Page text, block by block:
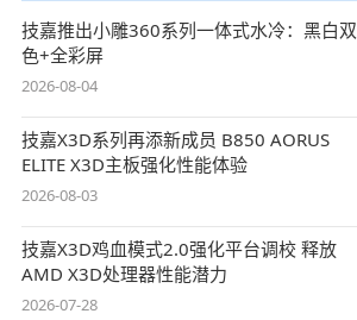
技嘉推出小雕360系列一体式水冷：黑白双
色+全彩屏
2026-08-04
技嘉X3D系列再添新成员 B850 AORUS
ELITE X3D主板强化性能体验
2026-08-03
技嘉X3D鸡血模式2.0强化平台调校 释放
AMD X3D处理器性能潜力
2026-07-28